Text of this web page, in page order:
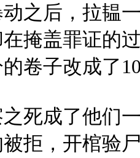
动之后，拉韫
在掩盖罪证的
的卷子改成了
死成了他们
拒，开棺验